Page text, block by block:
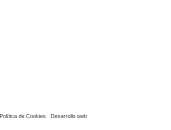
Política de Cookies Desarrollo web